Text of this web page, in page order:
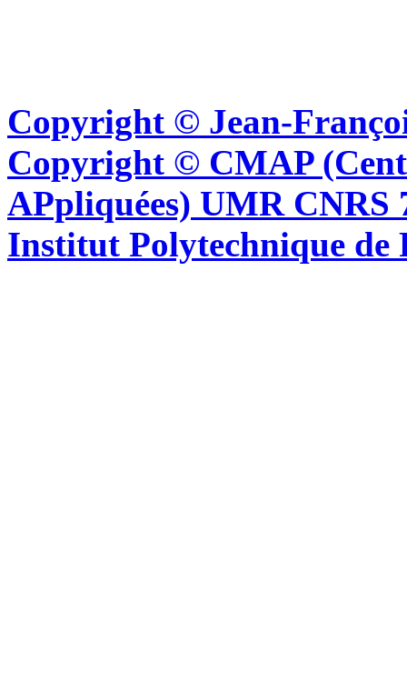
Copyright © Jean-
Copyright © CMAP
APpliquées) UMR CNRS
Institut Polytechnique de